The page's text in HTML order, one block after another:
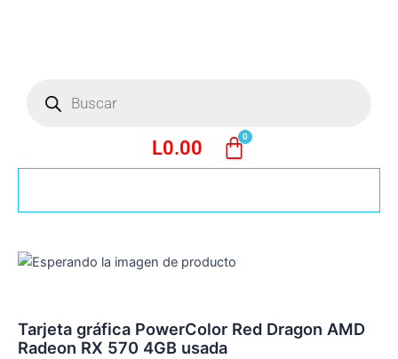
productos
L0.00
Tarjeta gráfica PowerColor Red Dragon AMD
Radeon RX 570 4GB usada